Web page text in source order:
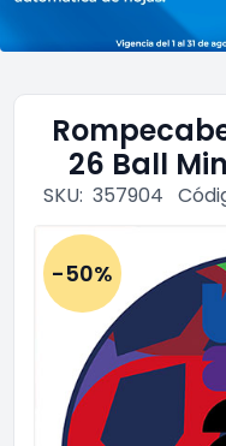
26 Ball
SKU: 357904
-50%